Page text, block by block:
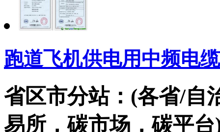
跑道飞机供电用中频电
省区市分站：(各省/自
易所，碳市场，碳平台